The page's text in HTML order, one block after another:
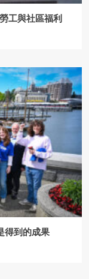
工與社區福利
得到的成果